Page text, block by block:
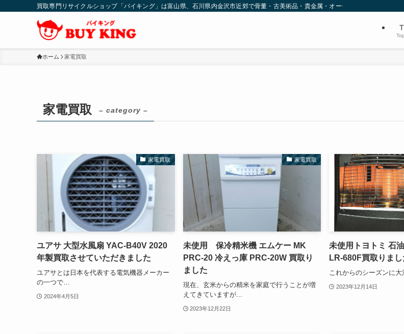
買取専門リサイクルショップ「バイキング」は富山県、石川県内金沢市近郊で骨董・古美術品・貴金属・オーディオなど不用品
ホーム 家電買取
家電買取 – category –
家電買取
ユアサ 大型水風扇 YAC-B40V 2020
年製買取させていただきました
ユアサとは日本を代表する電気機器メーカー
の一つで…
2024年4月5日
家電買取
未使用 保冷精米機 エムケー MK
PRC-20 冷えっ庫 PRC-20W 買取り
ました
現在、玄米からの精米を家庭で行うことが増
えてきていますが...
2023年12月22日
未使用トヨトミ 石
LR-680F買取りまし
これからのシーズンに大
2023年12月14日